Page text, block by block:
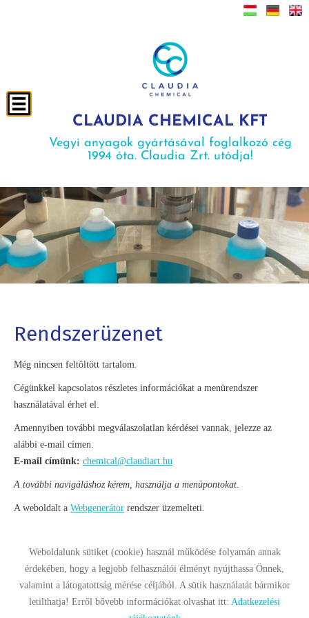
CLAUDIA CHEMICAL KFT
Vegyi anyagok gyártásával foglalkozó cég
1994 óta. Claudia Zrt. utódja!
Rendszerüzenet
Még nincsen feltöltött tartalom.
Cégünkkel kapcsolatos részletes információkat a menürendszer
használatával érhet el.
Amennyiben további megválaszolatlan kérdései vannak, jelezze az
alábbi e-mail címen.
E-mail címünk: chemical@claudiart.hu
A további navigáláshoz kérem, használja a menüpontokat.
A weboldalt a Webgenerátor rendszer üzemelteti.
Oldal információk Adatkezelési tájékoztató Impresszum
Sütik kezelése
Weboldalunk sütiket (cookie) használ működése folyamán annak
érdekében, hogy a legjobb felhasználói élményt nyújthassa Önnek,
valamint a látogatottság mérése céljából. A sütik használatát bármikor
letilthatja! Erről bővebb információkat olvashat itt: Adatkezelési